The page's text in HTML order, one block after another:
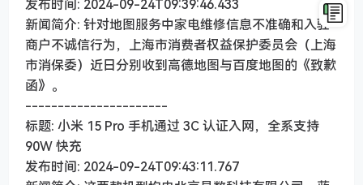
发布时间: 2024-09-24T09:39:46.433
新闻简介: 针对地图服务中家电维修信息不准确和入驻
商户不诚信行为，上海市消费者权益保护委员会（上海
市消保委）近日分别收到高德地图与百度地图的《致歉
函》。
----------------------
标题: 小米 15 Pro 手机通过 3C 认证入网，全系支持
90W 快充
发布时间: 2024-09-24T09:43:11.767